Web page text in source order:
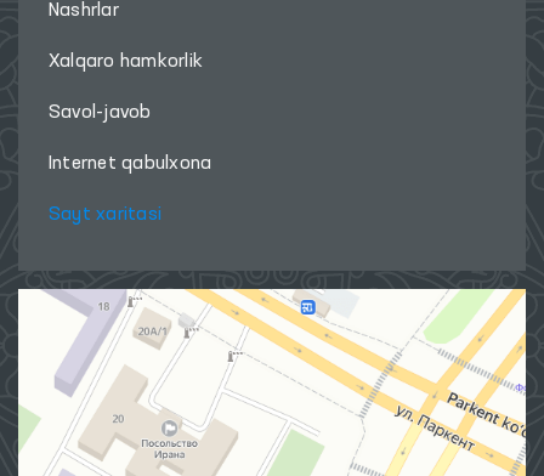
Nashrlar
Xalqaro hamkorlik
Savol-javob
Internet qabulxona
Sayt xaritasi